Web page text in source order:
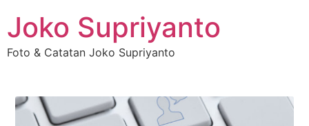
Joko Supriyanto
Foto & Catatan Joko Supriyanto